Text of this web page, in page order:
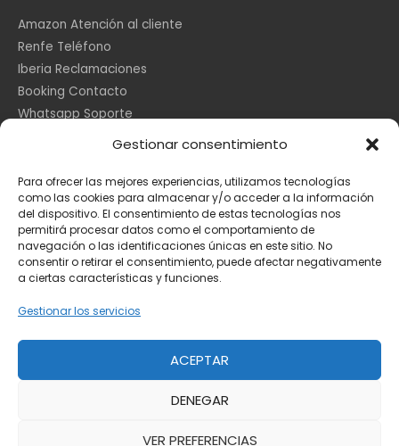
Gestionar consentimiento
Para ofrecer las mejores experiencias, utilizamos tecnologías
como las cookies para almacenar y/o acceder a la información
del dispositivo. El consentimiento de estas tecnologías nos
permitirá procesar datos como el comportamiento de
navegación o las identificaciones únicas en este sitio. No
consentir o retirar el consentimiento, puede afectar negativamente
a ciertas características y funciones.
Gestionar los servicios
ACEPTAR
DENEGAR
VER PREFERENCIAS
Amazon Atención al cliente
Renfe Teléfono
Iberia Reclamaciones
Booking Contacto
Whatsapp Soporte
Información Legal
Aviso Legal
Toda la información